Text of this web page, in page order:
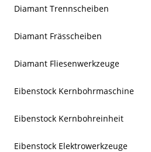
Diamant Trennscheiben
Diamant Frässcheiben
Diamant Fliesenwerkzeuge
Eibenstock Kernbohrmaschine
Eibenstock Kernbohreinheit
Eibenstock Elektrowerkzeuge